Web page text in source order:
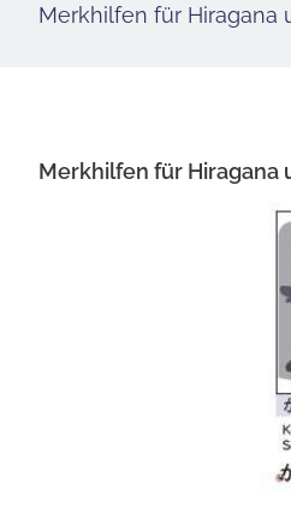
Merkhilfen für Hiragana
Merkhilfen für Hiragana